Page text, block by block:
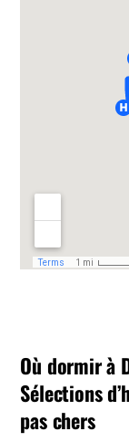
Où dormir à
Sélections
pas chers